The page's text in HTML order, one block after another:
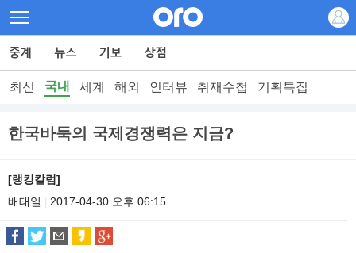
최신 국내 세계 해외 인터뷰 취재수첩 기획특집
한국바둑의 국제경쟁력은 지금?
[랭킹칼럼]
배태일
2017-04-30 오후 06:15